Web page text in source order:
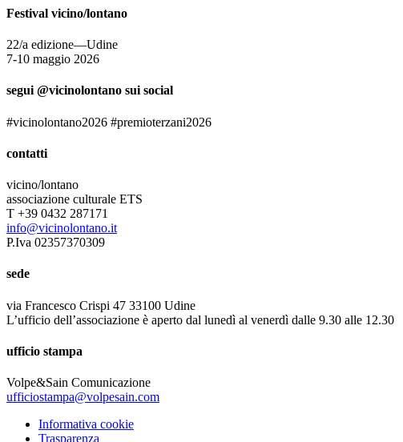
Festival vicino/lontano
22/a edizione—Udine
7-10 maggio 2026
segui @vicinolontano sui social
#vicinolontano2026 #premioterzani2026
contatti
vicino/lontano
associazione culturale ETS
T +39 0432 287171
info@vicinolontano.it
P.Iva 02357370309
sede
via Francesco Crispi 47 33100 Udine
L’ufficio dell’associazione è aperto dal lunedì al venerdì dalle 9.30 alle 12.30
ufficio stampa
Volpe&Sain Comunicazione
ufficiostampa@volpesain.com
Informativa cookie
Trasparenza